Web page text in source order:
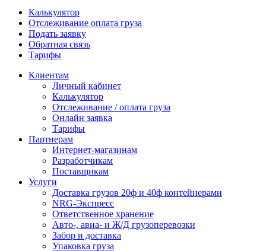
Калькулятор
Отслеживание оплата груза
Подать заявку
Обратная связь
Тарифы
Клиентам
Личный кабинет
Калькулятор
Отслеживание / оплата груза
Онлайн заявка
Тарифы
Партнерам
Интернет-магазинам
Разработчикам
Поставщикам
Услуги
Доставка грузов 20ф и 40ф контейнерами
NRG-Экспресс
Ответственное хранение
Авто-, авиа- и Ж/Д грузоперевозки
Забор и доставка
Упаковка груза